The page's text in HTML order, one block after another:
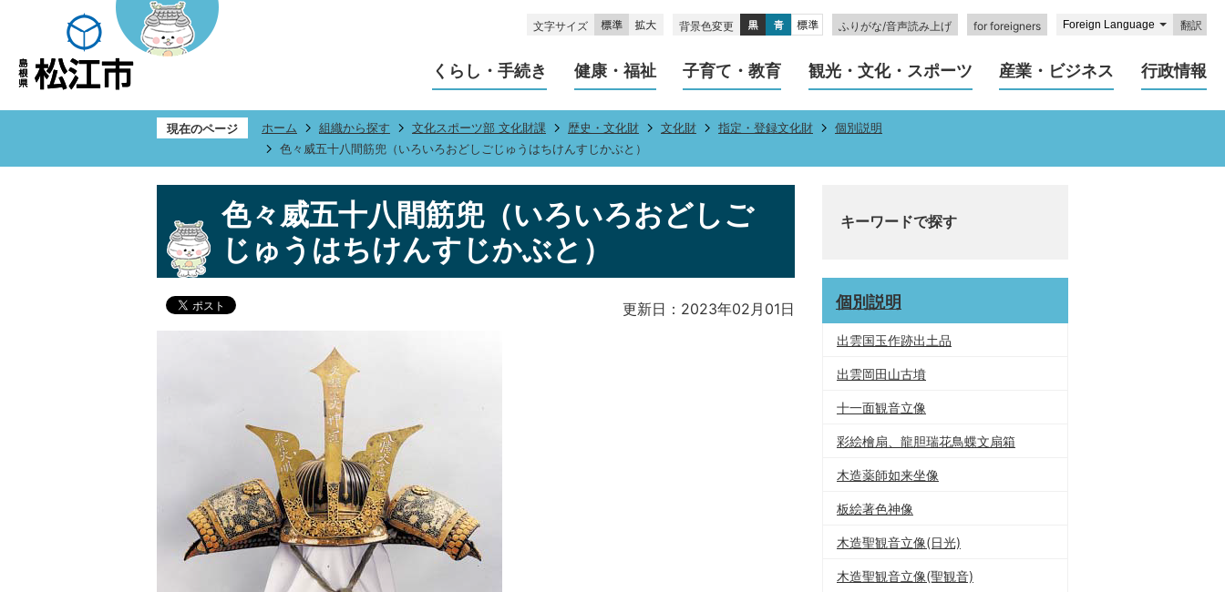
文字サイズ 背景色変更 ふりがな/音声読み上げ for foreigners 翻訳
くらし・手続き 健康・福祉 子育て・教育 観光・文化・スポーツ 産業・ビジネス 行政情報
現在のページ ホーム 組織から探す 文化スポーツ部 文化財課 歴史・文化財 文化財 指定・登録文化財
個別説明
色々威五十八間筋兜（いろいろおどしごじゅうはちけんすじかぶと）
色々威五十八間筋兜（いろいろおどしご
じゅうはちけんすじかぶと）
更新日：2023年02月01日
キーワードで探す
個別説明
出雲国玉作跡出土品
出雲岡田山古墳
十一面観音立像
彩絵檜扇、龍胆瑞花鳥蝶文扇箱
木造薬師如来坐像
板絵著色神像
木造聖観音立像(日光)
木造聖観音立像(聖観音)